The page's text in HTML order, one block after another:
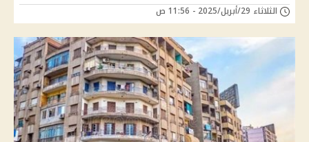
الثلاثاء 29/أبريل/2025 - 11:56 ص